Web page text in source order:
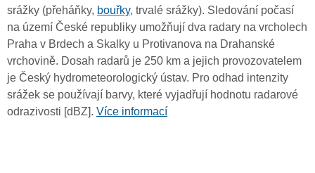
srážky (přeháňky, bouřky, trvalé srážky). Sledování počasí
na území České republiky umožňují dva radary na vrcholech
Praha v Brdech a Skalky u Protivanova na Drahanské
vrchovině. Dosah radarů je 250 km a jejich provozovatelem
je Český hydrometeorologický ústav. Pro odhad intenzity
srážek se používají barvy, které vyjadřují hodnotu radarové
odrazivosti [dBZ]. Více informací